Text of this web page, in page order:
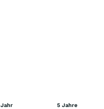
5 Jahre